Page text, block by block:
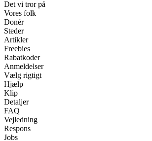
Det vi tror på
Vores folk
Donér
Steder
Artikler
Freebies
Rabatkoder
Anmeldelser
Vælg rigtigt
Hjælp
Klip
Detaljer
FAQ
Vejledning
Respons
Jobs